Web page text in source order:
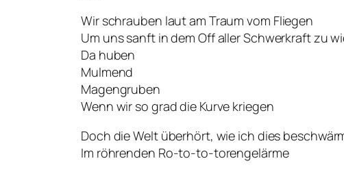
Wir schrauben laut am Traum vom Fliegen
Um uns sanft in dem Off aller Schwerkraft zu
Da huben
Mulmend
Magengruben
Wenn wir so grad die Kurve kriegen
Doch die Welt überhört, wie ich dies
Im röhrenden Ro-to-to-torengelärme